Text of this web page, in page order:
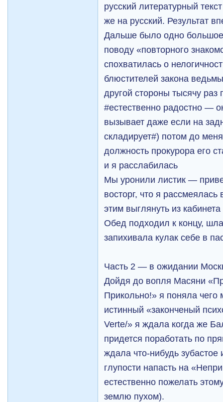
русский литературный
же на русский. Результат
Дальше было одно
поводу «повторного
спохватилась о
блюстителей закона
другой стороны тысячу
#естественно радостно —
вызывает даже если на
складирует#) потом до
должность прокурора его
и я расслабилась
Мы уронили листик —
восторг, что я
этим выглянуть из
Обед подходил к концу,
запихивала кулак себе в
Часть 2 — в ожидании
Дойдя до вопля Масяни
Прикольно!» я поняла чего
истинный «законченый
Verte/» я ждала когда же
придется поработать по
ждала что-нибудь зубастое
глупости напасть на
естественно пожелать
землю пухом).